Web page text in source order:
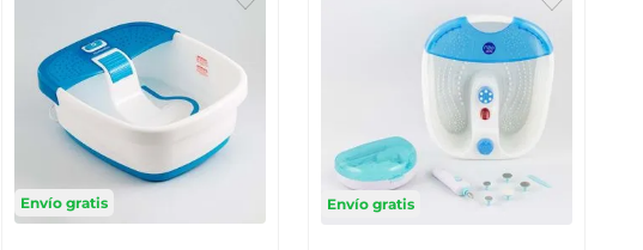
Envío gratis Envío gratis